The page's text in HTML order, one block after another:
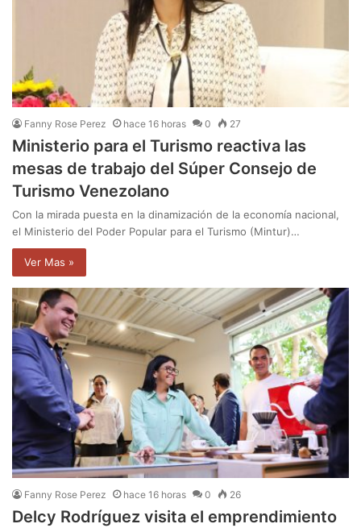
Fanny Rose Perez hace 16 horas 0 27
Ministerio para el Turismo reactiva las
mesas de trabajo del Súper Consejo de
Turismo Venezolano
Con la mirada puesta en la dinamización de la economía nacional,
el Ministerio del Poder Popular para el Turismo (Mintur)…
Ver Mas »
Fanny Rose Perez hace 16 horas 0 26
Delcy Rodríguez visita el emprendimiento